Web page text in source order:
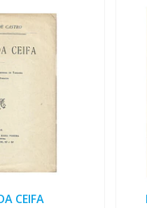
CEIFA